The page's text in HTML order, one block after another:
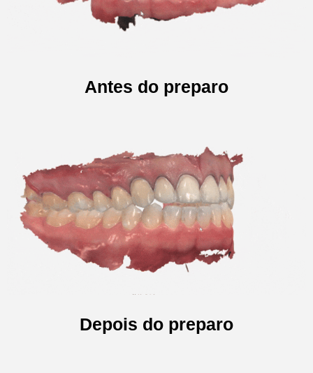
Antes do preparo
Depois do preparo